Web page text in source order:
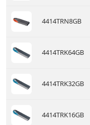
4414TRN8GB
4414TRK64GB
4414TRK32GB
4414TRK16GB